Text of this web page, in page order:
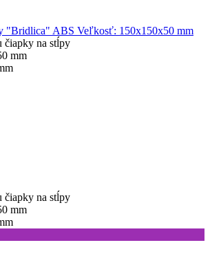
"Bridlica" ABS Veľkosť: 150х150х50 mm
čiapky na stĺpy
mm
čiapky na stĺpy
mm